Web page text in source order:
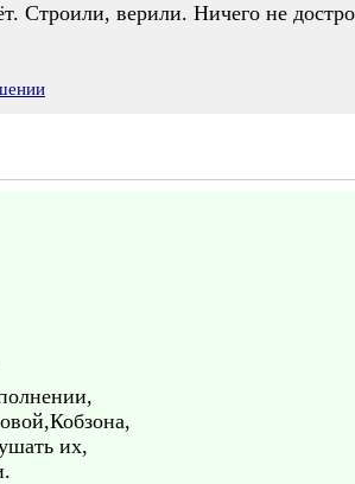
Строили, верили. Ничего не
их,